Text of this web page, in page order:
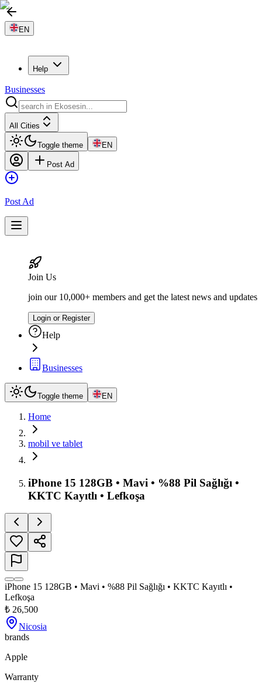
EN
Help
Businesses
All Cities
Toggle theme EN
Post Ad
Post Ad
Join Us
join our 10,000+ members and get the latest news and updates
Login or Register
Help
Businesses
Toggle theme EN
Home
mobil ve tablet
iPhone 15 128GB • Mavi • %88 Pil Sağlığı •
KKTC Kayıtlı • Lefkoşa
iPhone 15 128GB • Mavi • %88 Pil Sağlığı • KKTC Kayıtlı •
Lefkoşa
₺ 26,500
Nicosia
brands
Apple
Warranty